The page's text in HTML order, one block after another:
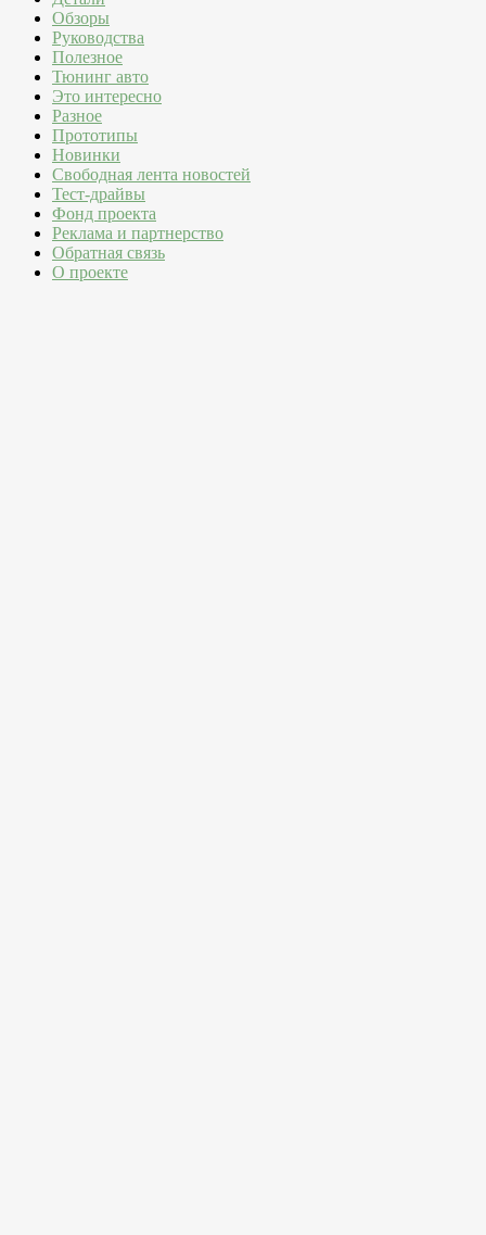
Обзоры
Руководства
Полезное
Тюнинг авто
Это интересно
Разное
Прототипы
Новинки
Свободная лента новостей
Тест-драйвы
Фонд проекта
Реклама и партнерство
Обратная связь
О проекте